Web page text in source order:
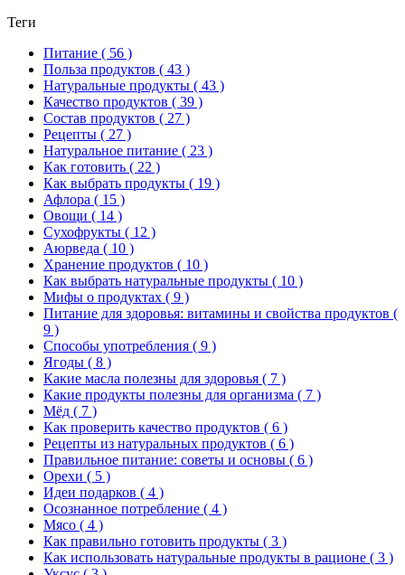
Теги
Питание ( 56 )
Польза продуктов ( 43 )
Натуральные продукты ( 43 )
Качество продуктов ( 39 )
Состав продуктов ( 27 )
Рецепты ( 27 )
Натуральное питание ( 23 )
Как готовить ( 22 )
Как выбрать продукты ( 19 )
Афлора ( 15 )
Овощи ( 14 )
Сухофрукты ( 12 )
Аюрведа ( 10 )
Хранение продуктов ( 10 )
Как выбрать натуральные продукты ( 10 )
Мифы о продуктах ( 9 )
Питание для здоровья: витамины и свойства продуктов (
9 )
Способы употребления ( 9 )
Ягоды ( 8 )
Какие масла полезны для здоровья ( 7 )
Какие продукты полезны для организма ( 7 )
Мёд ( 7 )
Как проверить качество продуктов ( 6 )
Рецепты из натуральных продуктов ( 6 )
Правильное питание: советы и основы ( 6 )
Орехи ( 5 )
Идеи подарков ( 4 )
Осознанное потребление ( 4 )
Мясо ( 4 )
Как правильно готовить продукты ( 3 )
Как использовать натуральные продукты в рационе ( 3 )